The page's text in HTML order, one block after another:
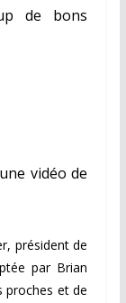
de bons
vidéo de
président de
par Brian
proches et de